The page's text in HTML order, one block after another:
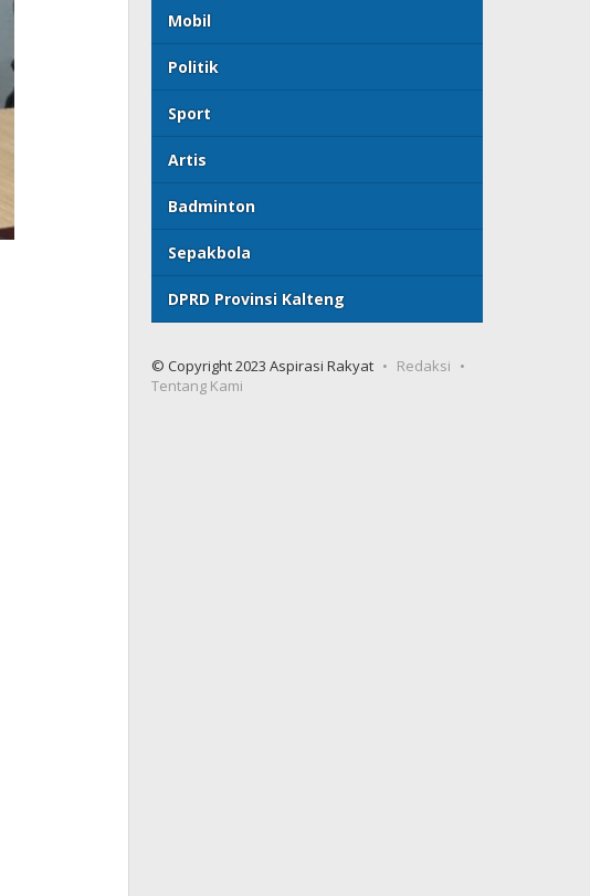
Mobil
Politik
Sport
Artis
Badminton
Sepakbola
DPRD Provinsi Kalteng
© Copyright 2023 Aspirasi Rakyat
Redaksi
Tentang Kami